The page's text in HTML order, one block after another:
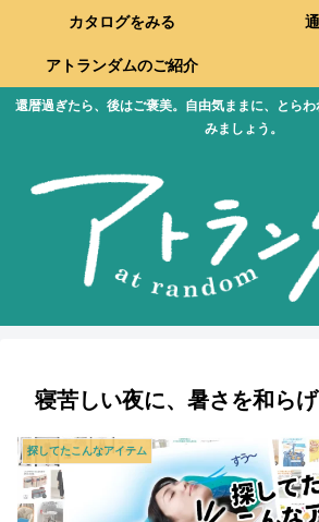
還暦過ぎたら、後はご褒美。自由気ままに、とら
みましょう。
カタログをみる
アトランダムのご紹介
寝苦しい夜に、暑さを和ら
探してたこんなアイテム